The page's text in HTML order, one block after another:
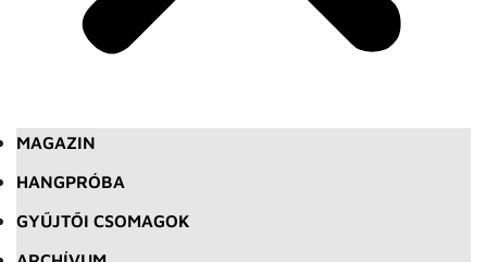
MAGAZIN
HANGPRÓBA
GYŰJTŐI CSOMAGOK